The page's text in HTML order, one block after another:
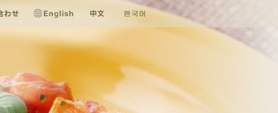
お問い合わせ English中文 한국어